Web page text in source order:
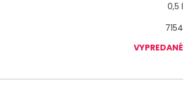
0,5 l
7154
VYPREDANÉ